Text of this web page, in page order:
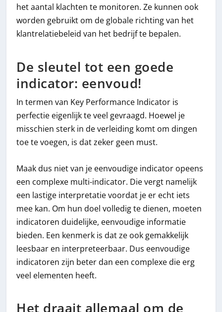
het aantal klachten te monitoren. Ze kunnen ook
worden gebruikt om de globale richting van het
klantrelatiebeleid van het bedrijf te bepalen.
De sleutel tot een goede
indicator: eenvoud!
In termen van Key Performance Indicator is
perfectie eigenlijk te veel gevraagd. Hoewel je
misschien sterk in de verleiding komt om dingen
toe te voegen, is dat zeker geen must.
Maak dus niet van je eenvoudige indicator opeens
een complexe multi-indicator. Die vergt namelijk
een lastige interpretatie voordat je er echt iets
mee kan. Om hun doel volledig te dienen, moeten
indicatoren duidelijke, eenvoudige informatie
bieden. Een kenmerk is dat ze ook gemakkelijk
leesbaar en interpreteerbaar. Dus eenvoudige
indicatoren zijn beter dan een complexe die erg
veel elementen heeft.
Het draait allemaal om de